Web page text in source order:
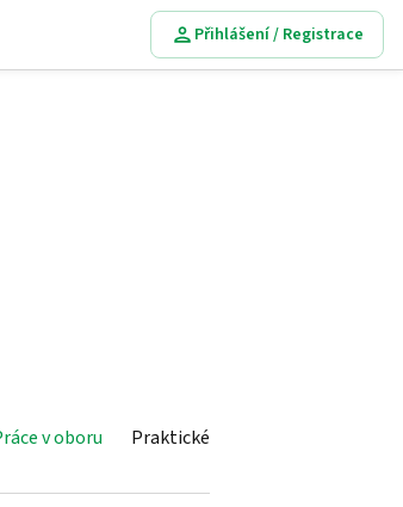
Přihlášení / Registrace
v oboru Praktické